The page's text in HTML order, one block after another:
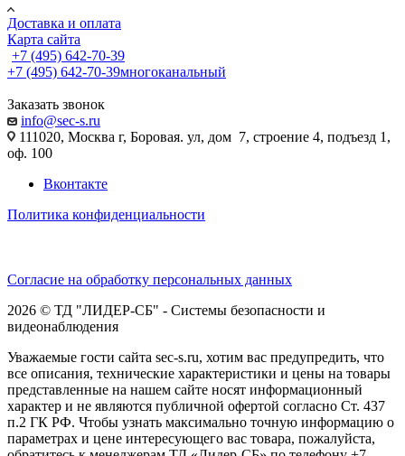
Доставка и оплата
Карта сайта
+7 (495) 642-70-39
+7 (495) 642-70-39многоканальный
Заказать звонок
info@sec-s.ru
111020, Москва г, Боровая. ул, дом 7, строение 4, подъезд 1,
оф. 100
Вконтакте
Политика конфиденциальности
Согласие на обработку персональных данных
2026 © ТД "ЛИДЕР-СБ" - Системы безопасности и
видеонаблюдения
Уважаемые гости сайта sec-s.ru, хотим вас предупредить, что
все описания, технические характеристики и цены на товары
представленные на нашем сайте носят информационный
характер и не являются публичной офертой согласно Ст. 437
п.2 ГК РФ. Чтобы узнать максимально точную информацию о
параметрах и цене интересующего вас товара, пожалуйста,